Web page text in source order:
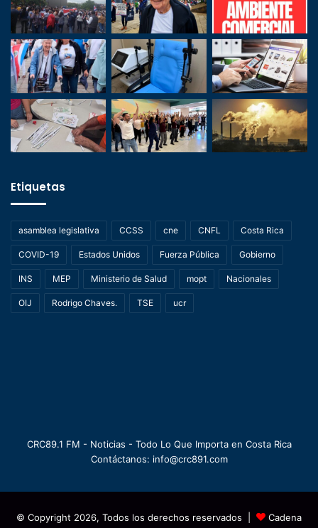
Etiquetas
asamblea legislativa CCSS cne CNFL Costa Rica
COVID-19 Estados Unidos Fuerza Pública Gobierno
INS MEP Ministerio de Salud mopt Nacionales
OIJ Rodrigo Chaves. TSE ucr
CRC89.1 FM - Noticias - Todo Lo Que Importa en Costa Rica
Contáctanos: info@crc891.com
© Copyright 2026, Todos los derechos reservados | Cadena